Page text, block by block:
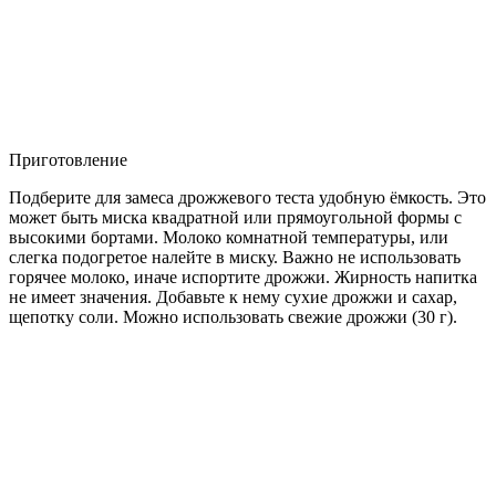
Приготовление
Подберите для замеса дрожжевого теста удобную ёмкость. Это
может быть миска квадратной или прямоугольной формы с
высокими бортами. Молоко комнатной температуры, или
слегка подогретое налейте в миску. Важно не использовать
горячее молоко, иначе испортите дрожжи. Жирность напитка
не имеет значения. Добавьте к нему сухие дрожжи и сахар,
щепотку соли. Можно использовать свежие дрожжи (30 г).